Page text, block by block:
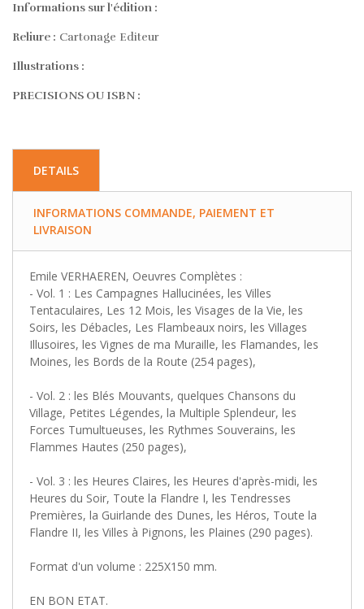
Informations sur l'édition :
Reliure : Cartonage Editeur
Illustrations :
PRECISIONS OU ISBN :
DETAILS
INFORMATIONS COMMANDE, PAIEMENT ET
LIVRAISON
Emile VERHAEREN, Oeuvres Complètes :
- Vol. 1 : Les Campagnes Hallucinées, les Villes
Tentaculaires, Les 12 Mois, les Visages de la Vie, les
Soirs, les Débacles, Les Flambeaux noirs, les Villages
Illusoires, les Vignes de ma Muraille, les Flamandes, les
Moines, les Bords de la Route (254 pages),
- Vol. 2 : les Blés Mouvants, quelques Chansons du
Village, Petites Légendes, la Multiple Splendeur, les
Forces Tumultueuses, les Rythmes Souverains, les
Flammes Hautes (250 pages),
- Vol. 3 : les Heures Claires, les Heures d'après-midi, les
Heures du Soir, Toute la Flandre I, les Tendresses
Premières, la Guirlande des Dunes, les Héros, Toute la
Flandre II, les Villes à Pignons, les Plaines (290 pages).
Format d'un volume : 225X150 mm.
EN BON ETAT.